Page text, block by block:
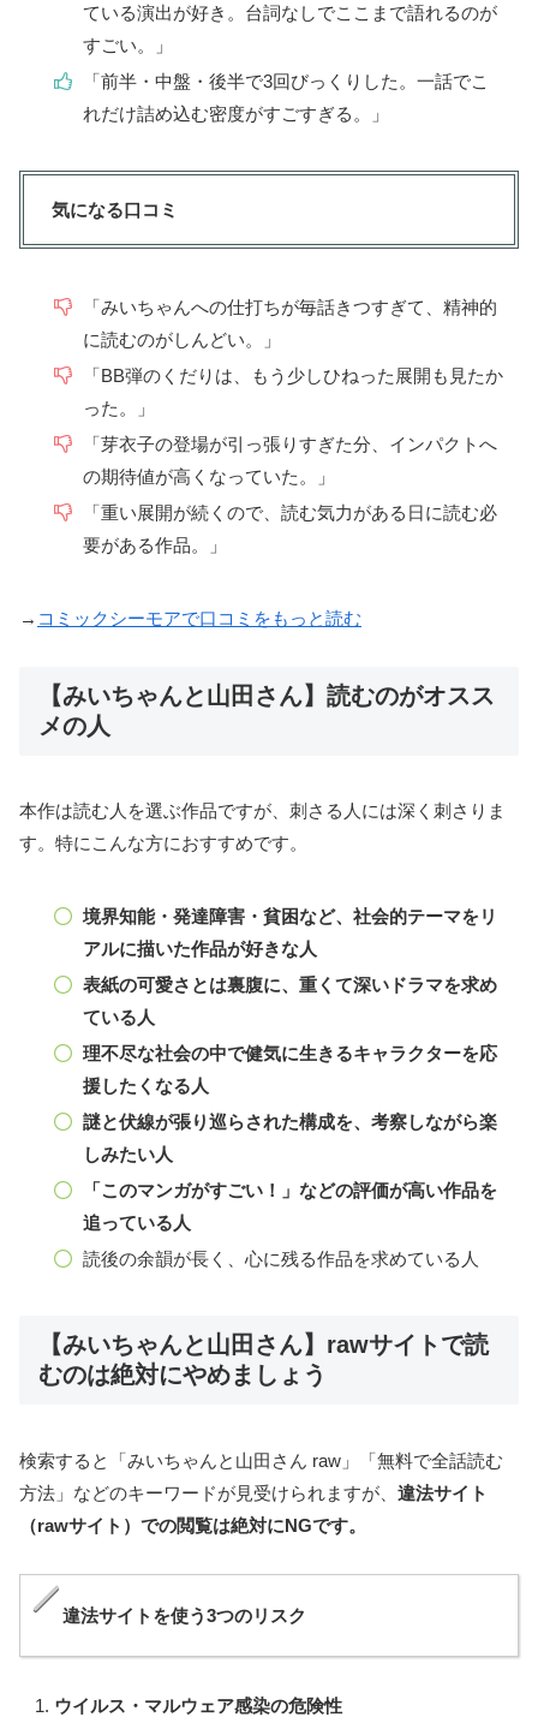
ている演出が好き。台詞なしでここまで語れるのが
すごい。」
「前半・中盤・後半で3回びっくりした。一話でこ
れだけ詰め込む密度がすごすぎる。」
気になる口コミ
「みいちゃんへの仕打ちが毎話きつすぎて、精神的
に読むのがしんどい。」
「BB弾のくだりは、もう少しひねった展開も見たか
った。」
「芽衣子の登場が引っ張りすぎた分、インパクトへ
の期待値が高くなっていた。」
「重い展開が続くので、読む気力がある日に読む必
要がある作品。」
→ コミックシーモアで口コミをもっと読む
【みいちゃんと山田さん】読むのがオスス
メの人
本作は読む人を選ぶ作品ですが、刺さる人には深く刺さりま
す。特にこんな方におすすめです。
境界知能・発達障害・貧困など、社会的テーマをリ
アルに描いた作品が好きな人
表紙の可愛さとは裏腹に、重くて深いドラマを求め
ている人
理不尽な社会の中で健気に生きるキャラクターを応
援したくなる人
謎と伏線が張り巡らされた構成を、考察しながら楽
しみたい人
「このマンガがすごい！」などの評価が高い作品を
追っている人
読後の余韻が長く、心に残る作品を求めている人
【みいちゃんと山田さん】rawサイトで読
むのは絶対にやめましょう
検索すると「みいちゃんと山田さん raw」「無料で全話読む
方法」などのキーワードが見受けられますが、 違法サイト
（rawサイト）での閲覧は絶対にNGです。
違法サイトを使う3つのリスク
ウイルス・マルウェア感染の危険性